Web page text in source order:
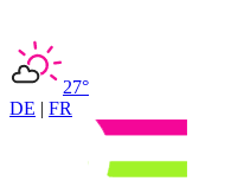
27°
DE | FR